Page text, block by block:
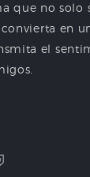
que no solo
en
el